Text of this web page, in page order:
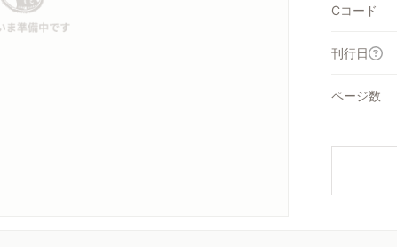
Cコード
刊行日
ページ数